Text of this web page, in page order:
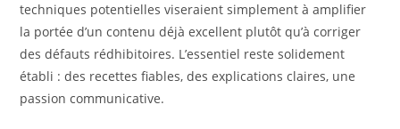
techniques potentielles viseraient simplement à amplifier
la portée d’un contenu déjà excellent plutôt qu’à corriger
des défauts rédhibitoires. L’essentiel reste solidement
établi : des recettes fiables, des explications claires, une
passion communicative.